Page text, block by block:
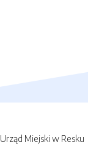
Urząd Miejski w Resku